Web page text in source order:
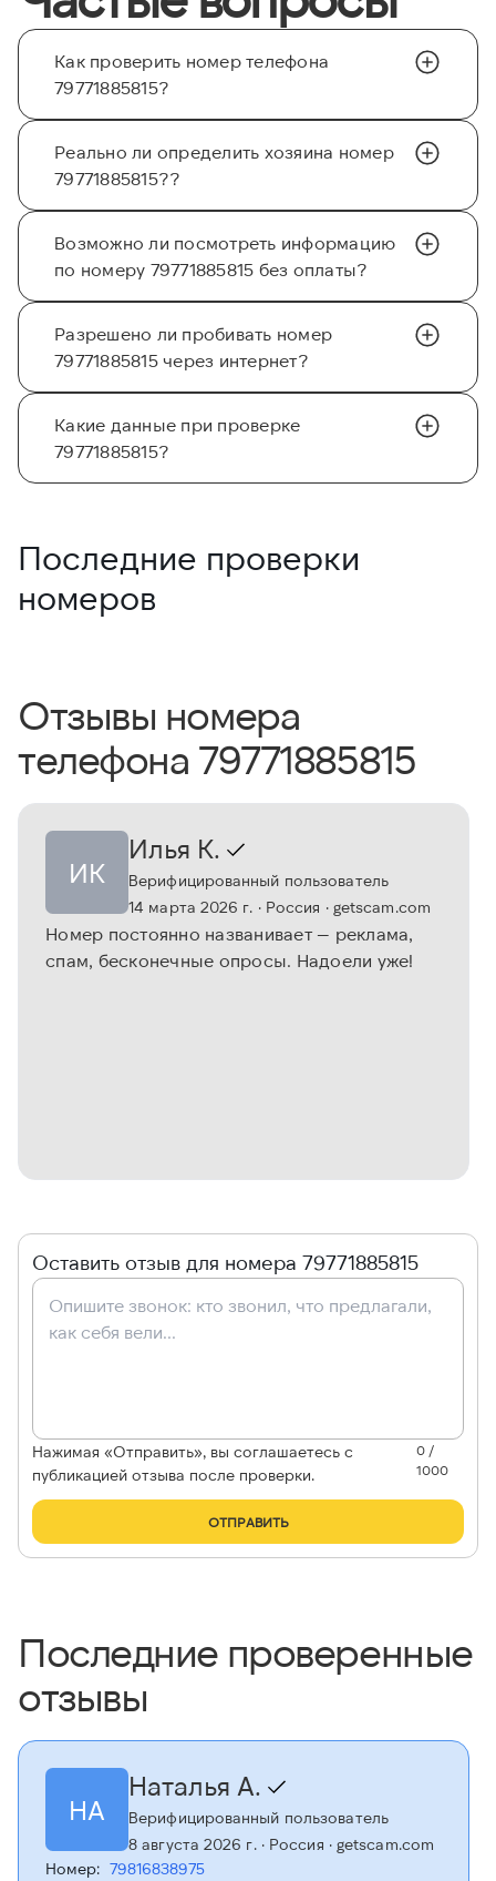
Как проверить номер телефона
79771885815?
Реально ли определить хозяина номер
79771885815??
Возможно ли посмотреть информацию
по номеру 79771885815 без оплаты?
Разрешено ли пробивать номер
79771885815 через интернет?
Какие данные при проверке
79771885815?
Последние проверки
номеров
Отзывы номера
телефона 79771885815
ИК
Илья К.
Верифицированный пользователь
14 марта 2026 г. · Россия · getscam.com
Номер постоянно названивает — реклама,
спам, бесконечные опросы. Надоели уже!
Оставить отзыв для номера 79771885815
Нажимая «Отправить», вы соглашаетесь с
публикацией отзыва после проверки.
0 /
1000
ОТПРАВИТЬ
Последние проверенные
отзывы
НА
Наталья А.
Верифицированный пользователь
8 августа 2026 г.· Россия · getscam.com
Номер: 79816838975